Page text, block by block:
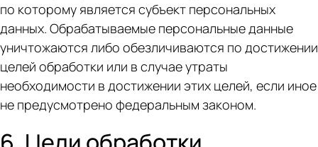
по которому является субъект персональных
данных. Обрабатываемые персональные данные
уничтожаются либо обезличиваются по достижении
целей обработки или в случае утраты
необходимости в достижении этих целей, если иное
не предусмотрено федеральным законом.